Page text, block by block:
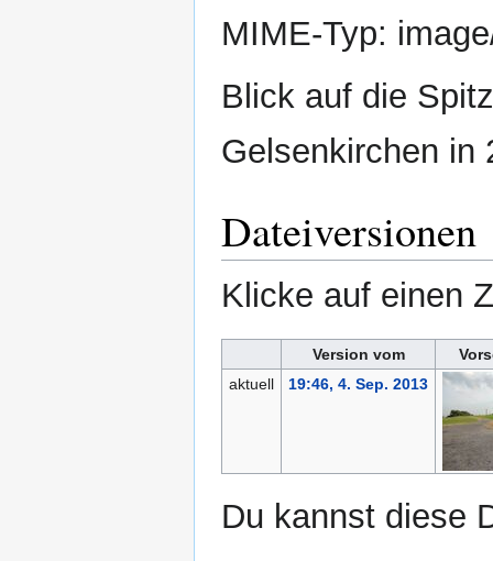
MIME-Typ:
Blick auf die
Gelsenkirchen in
Dateiversionen
Klicke auf einen
Version vom
aktuell
19:46, 4. Sep. 2013
Du kannst diese